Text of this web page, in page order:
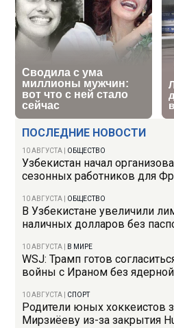
ПОСЛЕДНИЕ НОВОСТИ
10 АВГУСТА ОБЩЕСТВО
Узбекистан начал
сезонных работников для
10 АВГУСТА ОБЩЕСТВО
В Узбекистане увеличили
наличных долларов без
10 АВГУСТА В МИРЕ
WSJ: Трамп готов
войны с Ираном без
10 АВГУСТА СПОРТ
Родители юных хоккеистов
Мирзиёеву из-за закрытия